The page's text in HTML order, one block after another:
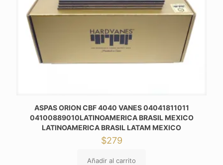
ASPAS ORION CBF 4040 VANES 04041811011
04100889010LATINOAMERICA BRASIL MEXICO
LATINOAMERICA BRASIL LATAM MEXICO
$279
Añadir al carrito